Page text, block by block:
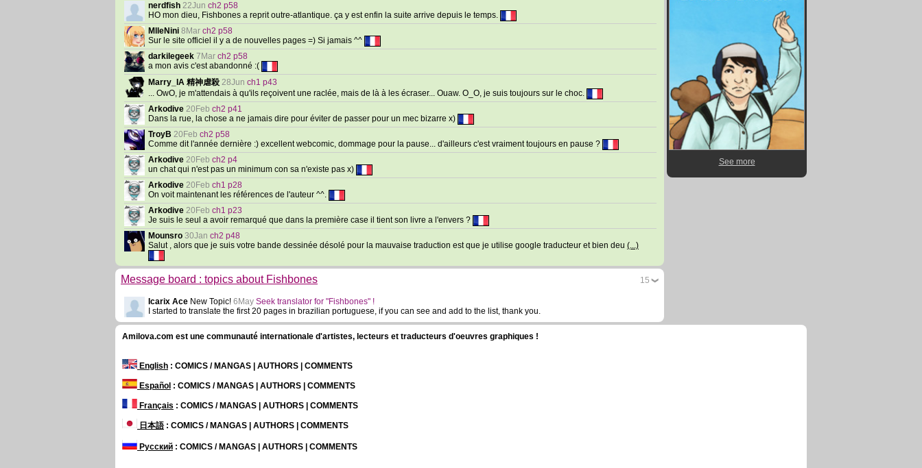
nerdfish 22Jun ch2 p58
HO mon dieu, Fishbones a reprit outre-atlantique. ça y est enfin la suite arrive depuis le temps.
MlleNini 8Mar ch2 p58
Sur le site officiel il y a de nouvelles pages =) Si jamais ^^
darkilegeek 7Mar ch2 p58
a mon avis c'est abandonné :(
Marry_IA 精神虐殺 28Jun ch1 p43
... OwO, je m'attendais à qu'ils reçoivent une raclée, mais de là à les écraser... Ouaw. O_O, je suis toujours sur le choc.
Arkodive 20Feb ch2 p41
Dans la rue, la chose a ne jamais dire pour éviter de passer pour un mec bizarre x)
TroyB 20Feb ch2 p58
Comme dit l'année dernière :) excellent webcomic, dommage pour la pause... d'ailleurs c'est vraiment toujours en pause ?
Arkodive 20Feb ch2 p4
un chat qui n'est pas un minimum con sa n'existe pas x)
Arkodive 20Feb ch1 p28
On voit maintenant les références de l'auteur ^^.
Arkodive 20Feb ch1 p23
Je suis le seul a avoir remarqué que dans la première case il tient son livre a l'envers ?
Mounsro 30Jan ch2 p48
Salut , alors que je suis votre bande dessinée désolé pour la mauvaise traduction est que je utilise google traducteur et bien deu (...)
15
Message board : topics about Fishbones
Icarix Ace New Topic! 6May Seek translator for "Fishbones" !
I started to translate the first 20 pages in brazilian portuguese, if you can see and add to the list, thank you.
See more
Amilova.com est une communauté internationale d'artistes, lecteurs et traducteurs d'oeuvres graphiques !
English : COMICS / MANGAS | AUTHORS | COMMENTS
Español : COMICS / MANGAS | AUTHORS | COMMENTS
Français : COMICS / MANGAS | AUTHORS | COMMENTS
日本語: COMICS / MANGAS | AUTHORS | COMMENTS
Русский : COMICS / MANGAS | AUTHORS | COMMENTS